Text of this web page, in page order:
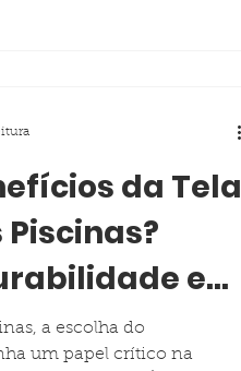
da Tela
e
Única
a escolha do
um papel crítico na